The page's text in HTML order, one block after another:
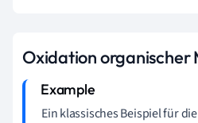
Oxidation organischer
Ein klassisches Beispiel für